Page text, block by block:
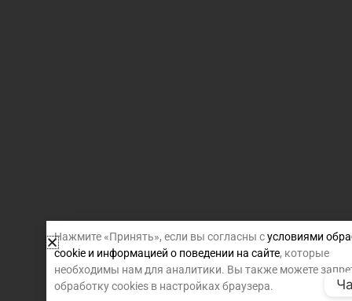
Нажмите «Принять», если вы согласны сусловиями
cookie и информацией о поведении на сайте, которые
необходимы нам для аналитики. Вы также можете
обработку cookies в настройках браузера.